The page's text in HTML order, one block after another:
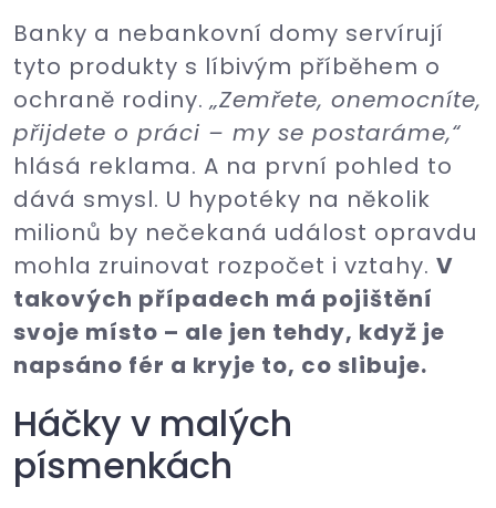
Banky a nebankovní domy servírují
tyto produkty s líbivým příběhem o
ochraně rodiny.„Zemřete, onemocníte,
přijdete o práci – my se postaráme,“
hlásá reklama. A na první pohled to
dává smysl. U hypotéky na několik
milionů by nečekaná událost opravdu
mohla zruinovat rozpočet i vztahy. V
takových případech má pojištění
svoje místo – ale jen tehdy, když je
napsáno fér a kryje to, co slibuje.
Háčky v malých
písmenkách